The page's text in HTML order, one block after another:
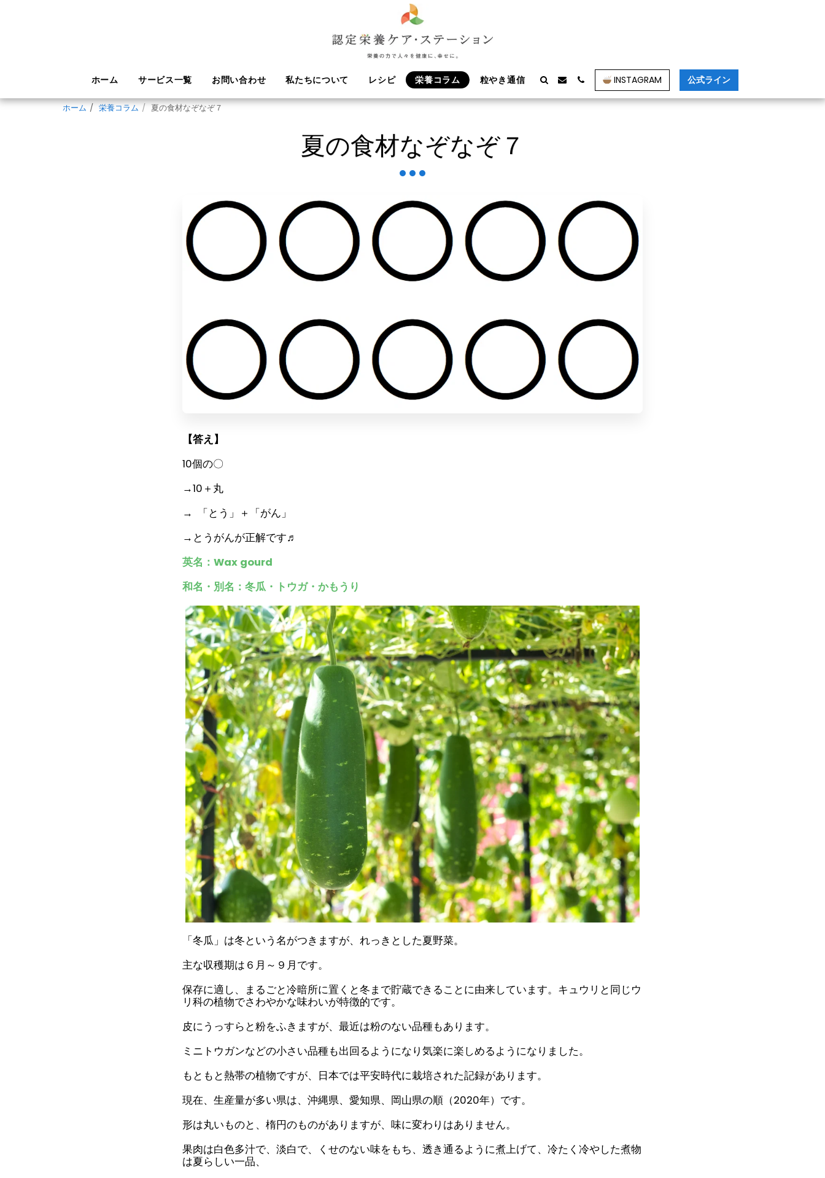
ホーム サービス一覧 お問い合わせ 私たちについて レシピ 栄養コラム 粒やき通信 INSTAGRAM 公式ライン
ホーム 栄養コラム 夏の食材なぞなぞ７
夏の食材なぞなぞ７
【答え】
10個の〇
→10＋丸
→ 「とう」＋「がん」
→とうがんが正解です♬
英名：Wax gourd
和名・別名：冬瓜・トウガ・かもうり
「冬瓜」は冬という名がつきますが、れっきとした夏野菜。
主な収穫期は６月～９月です。
保存に適し、まるごと冷暗所に置くと冬まで貯蔵できることに由来しています。キュウリと同じウ
リ科の植物でさわやかな味わいが特徴的です。
皮にうっすらと粉をふきますが、最近は粉のない品種もあります。
ミニトウガンなどの小さい品種も出回るようになり気楽に楽しめるようになりました。
もともと熱帯の植物ですが、日本では平安時代に栽培された記録があります。
現在、生産量が多い県は、沖縄県、愛知県、岡山県の順（2020年）です。
形は丸いものと、楕円のものがありますが、味に変わりはありません。
果肉は白色多汁で、淡白で、くせのない味をもち、透き通るように煮上げて、冷たく冷やした煮物
は夏らしい一品、